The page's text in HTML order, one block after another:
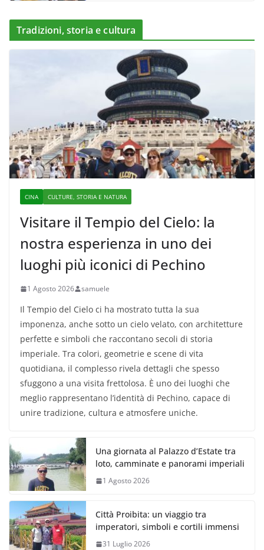
Tradizioni, storia e cultura
CINA CULTURE, STORIA E NATURA
Visitare il Tempio del Cielo: la
nostra esperienza in uno dei
luoghi più iconici di Pechino
1 Agosto 2026 samuele
Il Tempio del Cielo ci ha mostrato tutta la sua
imponenza, anche sotto un cielo velato, con architetture
perfette e simboli che raccontano secoli di storia
imperiale. Tra colori, geometrie e scene di vita
quotidiana, il complesso rivela dettagli che spesso
sfuggono a una visita frettolosa. È uno dei luoghi che
meglio rappresentano l’identità di Pechino, capace di
unire tradizione, cultura e atmosfere uniche.
Una giornata al Palazzo d’Estate tra
loto, camminate e panorami imperiali
1 Agosto 2026
Città Proibita: un viaggio tra
imperatori, simboli e cortili immensi
31 Luglio 2026